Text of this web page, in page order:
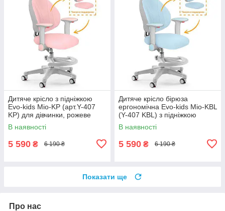
Дитяче крісло з підніжкою
Evo-kids Mio-KP (арт.Y-407
KP) для дівчинки, рожеве
В наявності
5 590 ₴ 6 190 ₴
Дитяче крісло бірюза
ергономічна Evo-kids Mio-KBL
(Y-407 KBL) з підніжкою
В наявності
5 590 ₴ 6 190 ₴
Показати ще
Про нас